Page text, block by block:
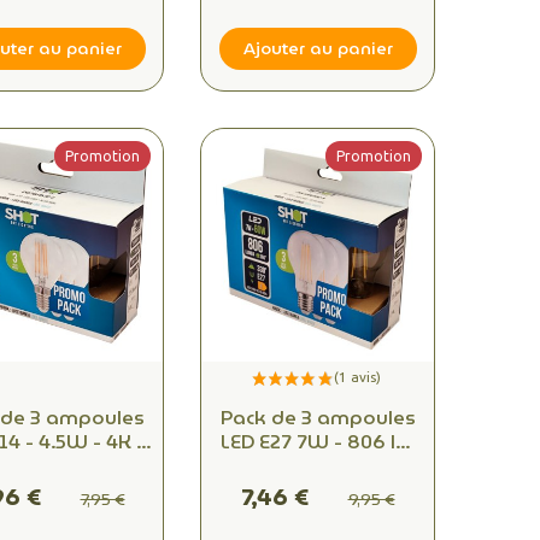
Ambiant
au panier
Ambiant
Ajouter au panier
Promotion
3 ampoules
- 4.5W - 4K -
- Éclairage
éco pour
€ 7,95 €
Promotion
Pack de 3 ampoules
LED E27 7W - 806 lm
4K - Éclairage éco et
puissant
7,46 € 9,95 €